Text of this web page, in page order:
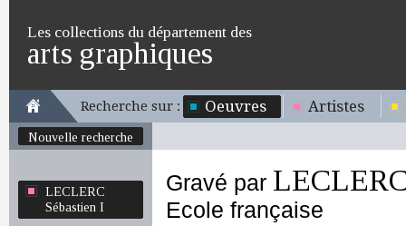
Les collections du département des
arts graphiques
Recherche sur : Oeuvres Artistes
Nouvelle recherche
LECLERC
Sébastien I
Gravé par
Ecole française